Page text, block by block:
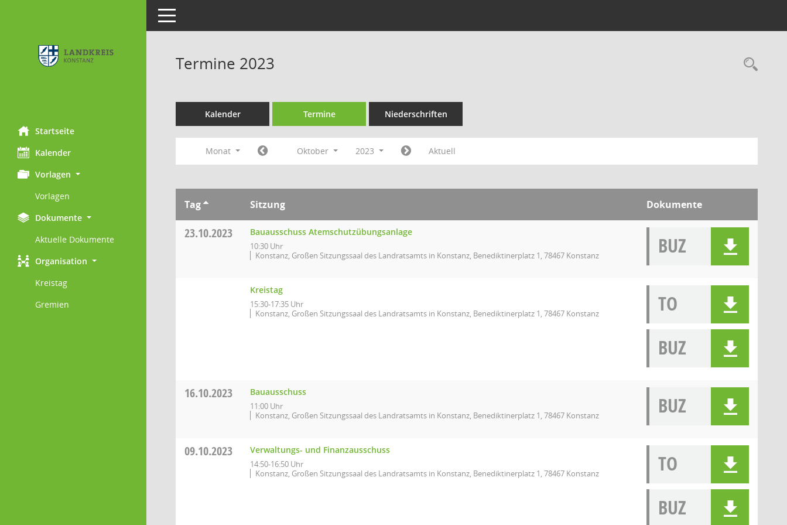
Startseite
Kalender
Vorlagen
Vorlagen
Dokumente
Aktuelle Dokumente
Organisation
Kreistag
Gremien
Toggle navigation
Termine 2023
Kalender Termine Niederschriften
Monat Oktober 2023 Aktuell
Tag Sitzung Dokumente
23.10.2023 Bauausschuss Atemschutzübungsanlage
10:30 Uhr
Konstanz, Großen Sitzungssaal des Landratsamts in Konstanz, Benediktinerplatz 1, 78467 Konstanz
BUZ
Kreistag
15:30-17:35 Uhr
Konstanz, Großen Sitzungssaal des Landratsamts in Konstanz, Benediktinerplatz 1, 78467 Konstanz
TO
BUZ
16.10.2023 Bauausschuss
11:00 Uhr
Konstanz, Großen Sitzungssaal des Landratsamts in Konstanz, Benediktinerplatz 1, 78467 Konstanz
BUZ
09.10.2023 Verwaltungs- und Finanzausschuss
14:50-16:50 Uhr
Konstanz, Großen Sitzungssaal des Landratsamts in Konstanz, Benediktinerplatz 1, 78467 Konstanz
TO
BUZ